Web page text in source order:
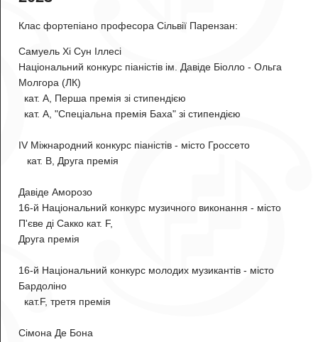
Клас фортепіано професора Сільвії Парензан:
Самуель Хі Сун Іллесі
Національний конкурс піаністів ім. Давіде Біолло - Ольга
Молгора (ЛК)
кат. А, Перша премія зі стипендією
кат. А, "Спеціальна премія Баха" зі стипендією
IV Міжнародний конкурс піаністів - місто Гроссето
кат. B, Друга премія
Давіде Аморозо
16-й Національний конкурс музичного виконання - місто
П'єве ді Сакко кат. F,
Друга премія
16-й Національний конкурс молодих музикантів - місто
Бардоліно
кат.F, третя премія
Сімона Де Бона